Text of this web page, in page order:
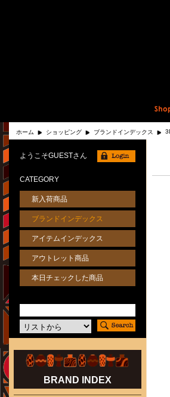
ホーム ショッピング ブランドインデックス
ようこそGUESTさん
CATEGORY
新入荷商品
ブランドインデックス
アイテムインデックス
アウトレット商品
本日チェックした商品
BRAND INDEX